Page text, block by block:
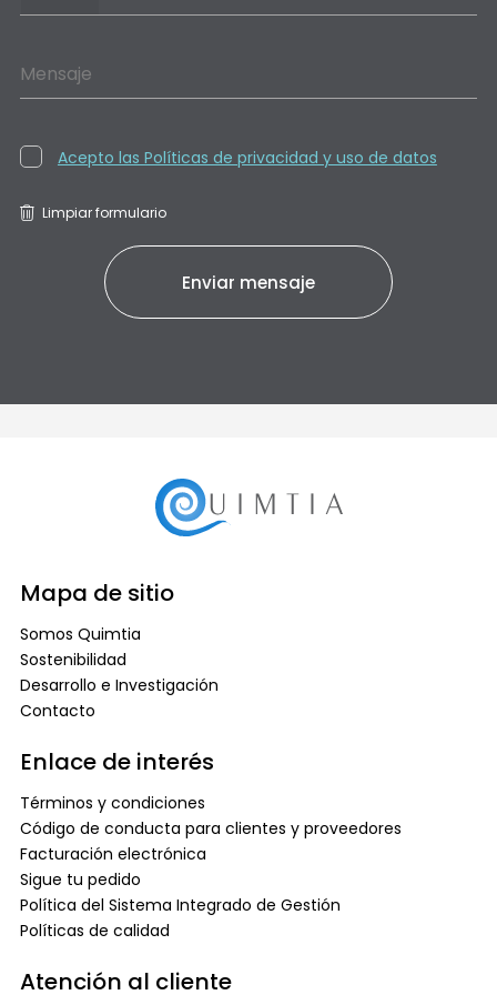
Mensaje
Acepto las Políticas de privacidad y uso de datos
Limpiar formulario
Mapa de sitio
Somos Quimtia
Sostenibilidad
Desarrollo e Investigación
Contacto
Enlace de interés
Términos y condiciones
Código de conducta para clientes y proveedores
Facturación electrónica
Sigue tu pedido
Política del Sistema Integrado de Gestión
Políticas de calidad
Atención al cliente